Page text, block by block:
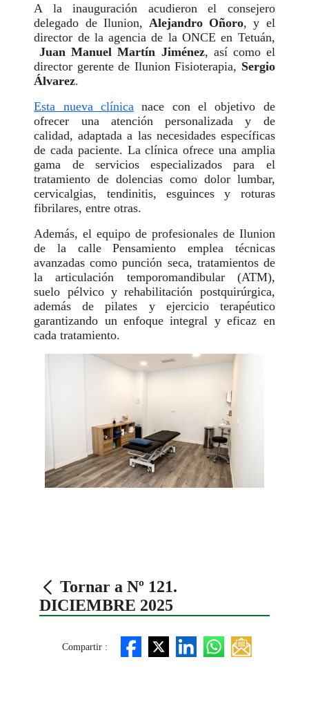
A la inauguración acudieron el consejero
delegado de Ilunion, Alejandro Oñoro, y el
director de la agencia de la ONCE en Tetuán,
Juan Manuel Martín Jiménez, así como el
director gerente de Ilunion Fisioterapia, Sergio
Álvarez.
Esta nueva clínica nace con el objetivo de
ofrecer una atención personalizada y de
calidad, adaptada a las necesidades específicas
de cada paciente. La clínica ofrece una amplia
gama de servicios especializados para el
tratamiento de dolencias como dolor lumbar,
cervicalgias, tendinitis, esguinces y roturas
fibrilares, entre otras.
Además, el equipo de profesionales de Ilunion
de la calle Pensamiento emplea técnicas
avanzadas como punción seca, tratamientos de
la articulación temporomandibular (ATM),
suelo pélvico y rehabilitación postquirúrgica,
además de pilates y ejercicio terapéutico
garantizando un enfoque integral y eficaz en
cada tratamiento.
Tornar a Nº 121.
DICIEMBRE 2025
Compartir :